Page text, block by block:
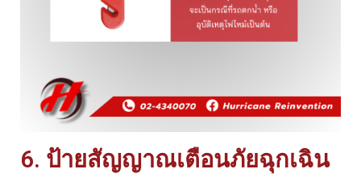
6. ป้ายสัญญาณเตือนภัยฉุกเฉิน